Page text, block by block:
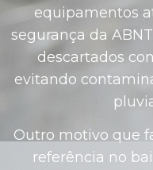
equipamentos
segurança da
descartados
evitando
Outro motivo que
referência no